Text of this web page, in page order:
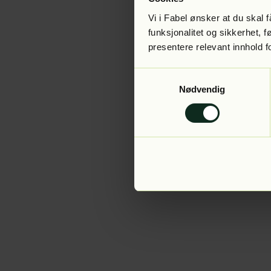
Vi i Fabel ønsker at du skal
funksjonalitet og sikkerhet,
presentere relevant innhold
Nødvendig
Application